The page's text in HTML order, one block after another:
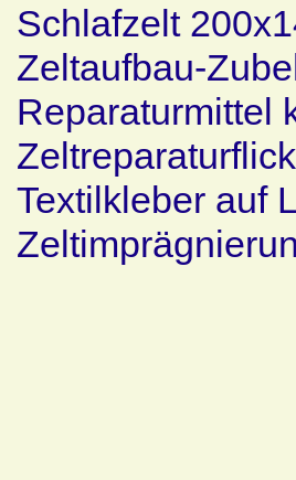
Schlafzelt
Zeltaufbau-
Reparaturmittel
Textilkleber auf